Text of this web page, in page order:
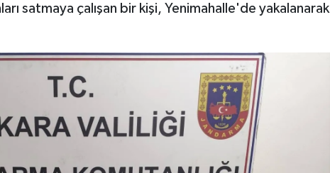
satmaya çalışan bir kişi, Yenimahalle'de yakalanarak